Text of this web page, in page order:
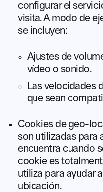
configurar el
visita. A modo de
se incluyen:
Ajustes de
vídeo o sonido.
Las velocidades
que sean
Cookies de geo-
son utilizadas para
encuentra cuando
cookie es
utiliza para ayudar
ubicación.